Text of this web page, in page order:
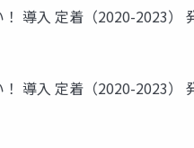
導入 定着（2020-2023）
導入 定着（2020-2023）